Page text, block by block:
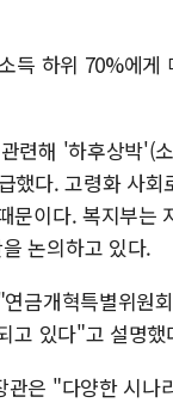
득 하위 70%에
련해 '하후상박'(
했다. 고령화 사
문이다. 복지부는
논의하고 있다.
금개혁특별위원
고 있다"고 설명했
은 "다양한 시